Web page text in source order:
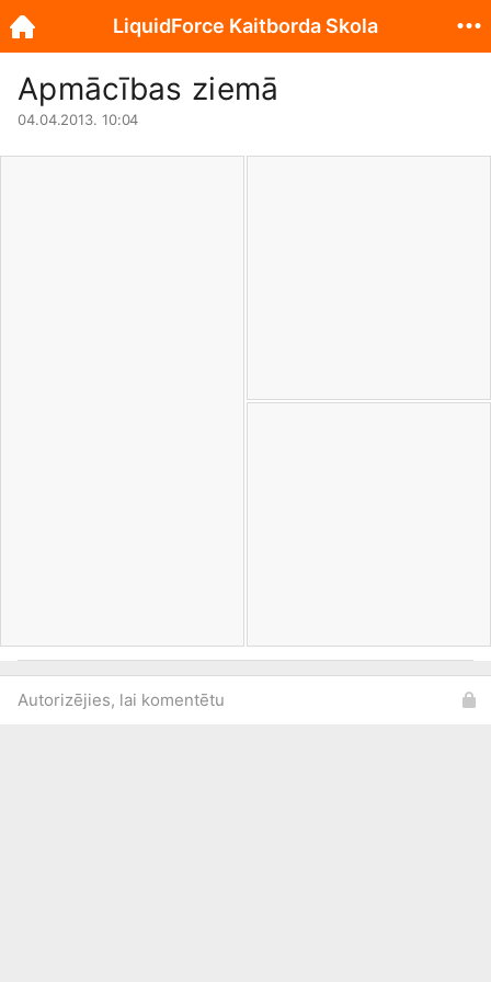
Apmācības ziemā
04.04.2013. 10:04
Autorizējies, lai komentētu
LiquidForce Kaitborda Skola